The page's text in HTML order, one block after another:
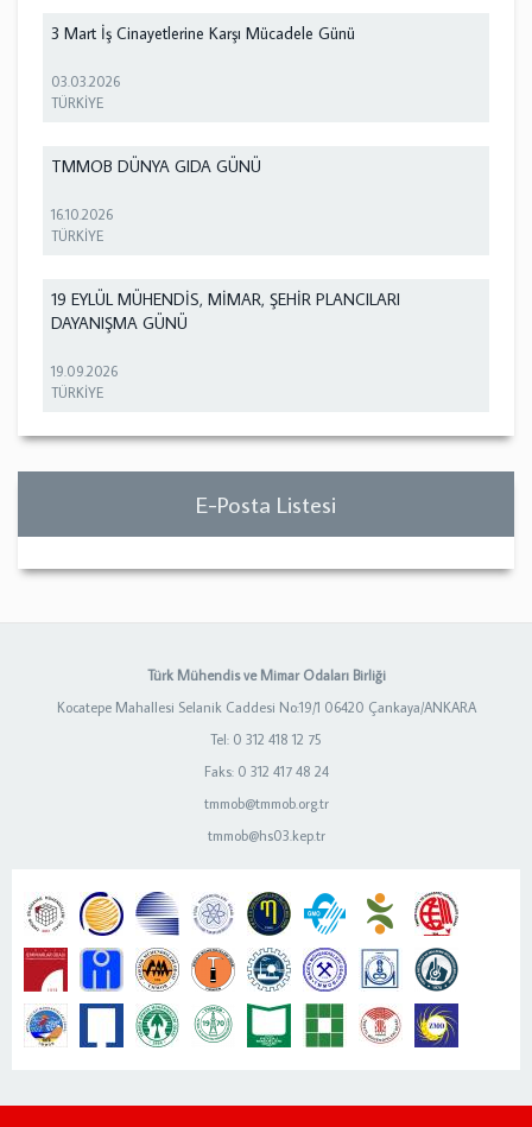
3 Mart İş Cinayetlerine Karşı Mücadele Günü
03.03.2026
TÜRKİYE
TMMOB DÜNYA GIDA GÜNÜ
16.10.2026
TÜRKİYE
19 EYLÜL MÜHENDİS, MİMAR, ŞEHİR PLANCILARI
DAYANIŞMA GÜNÜ
19.09.2026
TÜRKİYE
E-Posta Listesi
Türk Mühendis ve Mimar Odaları Birliği
Kocatepe Mahallesi Selanik Caddesi No:19/1 06420 Çankaya/ANKARA
Tel: 0 312 418 12 75
Faks: 0 312 417 48 24
tmmob@tmmob.org.tr
tmmob@hs03.kep.tr